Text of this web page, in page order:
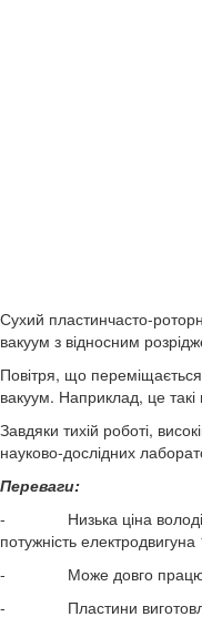
Сухий пластинчасто-
вакуум з відносним
Повітря, що
вакуум. Наприклад, це такі
Завдяки тихій роботі,
науково-дослідних
Переваги:
- Низька ціна володіння:
потужність
- Може довго
- Пластини виготовлені